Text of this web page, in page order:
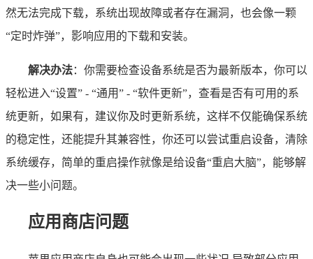
然无法完成下载，系统出现故障或者存在漏洞，也会像一颗
“定时炸弹”，影响应用的下载和安装。
解决办法：你需要检查设备系统是否为最新版本，你可以
轻松进入“设置” - “通用” - “软件更新”，查看是否有可用的系
统更新，如果有，建议你及时更新系统，这样不仅能确保系统
的稳定性，还能提升其兼容性，你还可以尝试重启设备，清除
系统缓存，简单的重启操作就像是给设备“重启大脑”，能够解
决一些小问题。
应用商店问题